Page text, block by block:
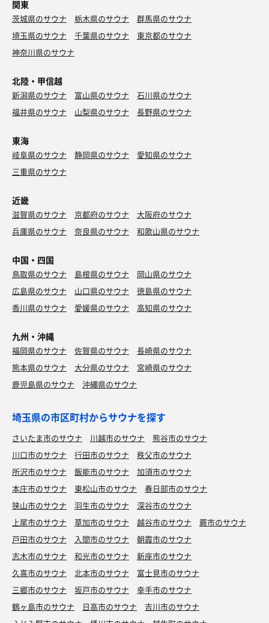
関東
茨城県のサウナ 栃木県のサウナ
群馬県のサウナ
埼玉県のサウナ
千葉県のサウナ
東京都のサウナ
神奈川県のサウナ
北陸・甲信越
新潟県のサウナ 富山県のサウナ
石川県のサウナ
福井県のサウナ
山梨県のサウナ 長野県のサウナ
東海
岐阜県のサウナ 静岡県のサウナ
愛知県のサウナ
三重県のサウナ
近畿
滋賀県のサウナ 京都府のサウナ
大阪府のサウナ
兵庫県のサウナ
奈良県のサウナ 和歌山県のサウナ
中国・四国
鳥取県のサウナ 島根県のサウナ
岡山県のサウナ
広島県のサウナ
山口県のサウナ
徳島県のサウナ
香川県のサウナ
愛媛県のサウナ 高知県のサウナ
九州・沖縄
福岡県のサウナ 佐賀県のサウナ
長崎県のサウナ
熊本県のサウナ
大分県のサウナ
宮崎県のサウナ
鹿児島県のサウナ
沖縄県のサウナ
埼玉県の市区町村からサウナを探す
さいたま市のサウナ 川越市のサウナ
熊谷市のサウナ
川口市のサウナ
行田市のサウナ
秩父市のサウナ
所沢市のサウナ
飯能市のサウナ
加須市のサウナ
本庄市のサウナ
東松山市のサウナ
春日部市のサウナ
狭山市のサウナ
羽生市のサウナ
深谷市のサウナ
上尾市のサウナ
草加市のサウナ 越谷市のサウナ
蕨市のサウナ
戸田市のサウナ
入間市のサウナ
朝霞市のサウナ
志木市のサウナ
和光市のサウナ
新座市のサウナ
久喜市のサウナ
北本市のサウナ
富士見市のサウナ
三郷市のサウナ
坂戸市のサウナ
幸手市のサウナ
鶴ヶ島市のサウナ
日高市のサウナ
吉川市のサウナ